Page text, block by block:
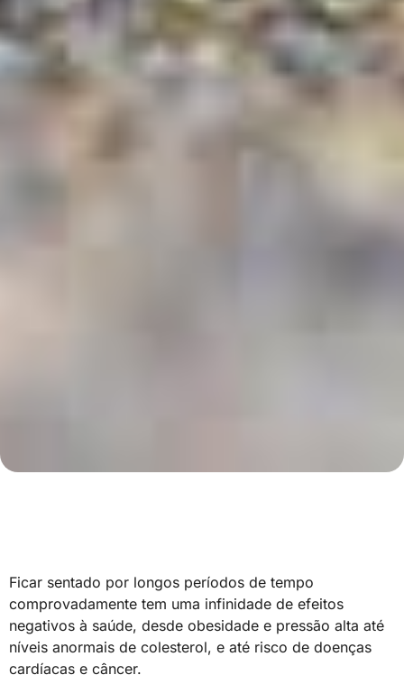
Ficar sentado por longos períodos de tempo
comprovadamente tem uma infinidade de efeitos
negativos à saúde, desde obesidade e pressão alta até
níveis anormais de colesterol, e até risco de doenças
cardíacas e câncer.